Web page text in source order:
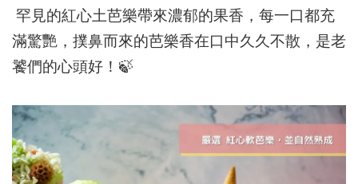
罕見的紅心土芭樂帶來濃郁的果香，每一口都充
滿驚艷，撲鼻而來的芭樂香在口中久久不散，是老
饕們的心頭好！ 🍃